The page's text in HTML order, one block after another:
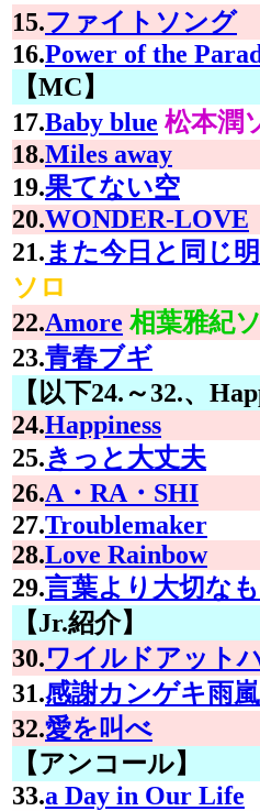
15.ファイトソング
16.Power of the
【MC】
17.Baby blue 松本潤
18.Miles away
19.果てない空
20.WONDER-LOVE
21.また今日と同じ
ソロ
22.Amore 相葉雅紀
23.青春ブギ
【以下24.～32.、
24.Happiness
25.きっと大丈夫
26.A・RA・SHI
27.Troublemaker
28.Love Rainbow
29.言葉より大切な
【Jr.紹介】
30.ワイルドアット
31.感謝カンゲキ雨嵐
32.愛を叫べ
【アンコール】
33.a Day in Our Life